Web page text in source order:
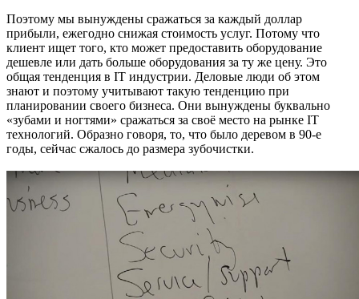
Поэтому мы вынуждены сражаться за каждый доллар
прибыли, ежегодно снижая стоимость услуг. Потому что
клиент ищет того, кто может предоставить оборудование
дешевле или дать больше оборудования за ту же цену. Это
общая тенденция в IT индустрии. Деловые люди об этом
знают и поэтому учитывают такую тенденцию при
планировании своего бизнеса. Они вынуждены буквально
«зубами и ногтями» сражаться за своё место на рынке IT
технологий. Образно говоря, то, что было деревом в 90-е
годы, сейчас сжалось до размера зубочистки.